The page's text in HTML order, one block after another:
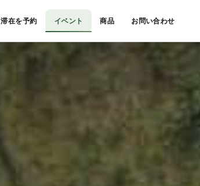
滞在を予約 イベント 商品 お問い合わせ